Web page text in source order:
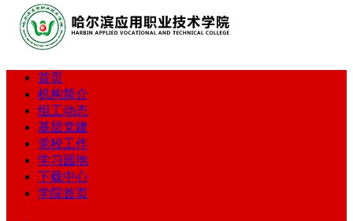
首页
机构简介
组工动态
基层党建
党校工作
学习园地
下载中心
学院首页